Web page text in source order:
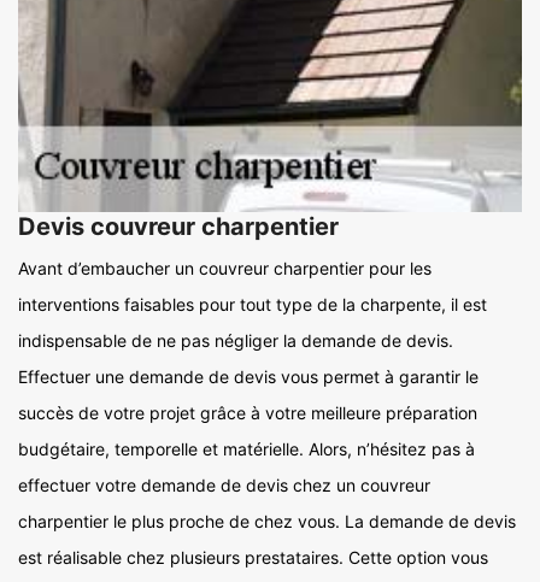
Devis couvreur charpentier
Avant d’embaucher un couvreur charpentier pour les
interventions faisables pour tout type de la charpente, il est
indispensable de ne pas négliger la demande de devis.
Effectuer une demande de devis vous permet à garantir le
succès de votre projet grâce à votre meilleure préparation
budgétaire, temporelle et matérielle. Alors, n’hésitez pas à
effectuer votre demande de devis chez un couvreur
charpentier le plus proche de chez vous. La demande de devis
est réalisable chez plusieurs prestataires. Cette option vous